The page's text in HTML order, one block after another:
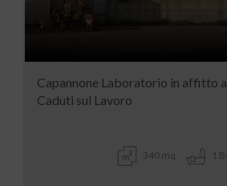
Capannone Laboratorio in affitto
Caduti sul Lavoro
340 mq 1